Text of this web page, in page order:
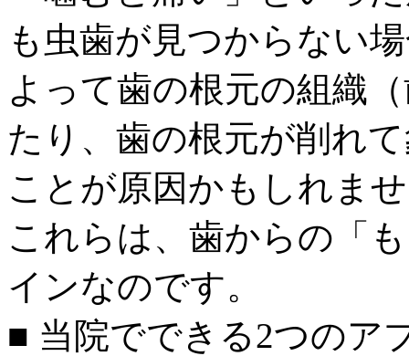
も虫歯が見つからない
よって歯の根元の組織
たり、歯の根元が削れ
ことが原因かもしれま
これらは、歯からの「
インなのです。
■ 当院でできる2つのア